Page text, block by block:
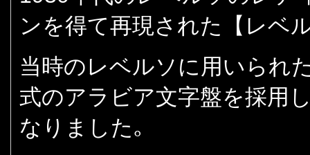
ンを得て再現された【レベ
当時のレベルソに用いられ
式のアラビア文字盤を採用
なりました｡